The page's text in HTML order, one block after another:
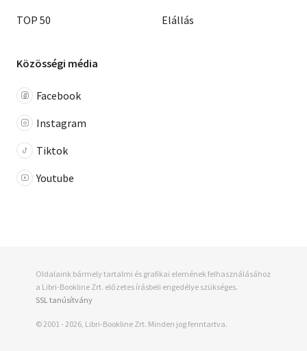
TOP 50
Elállás
Közösségi média
Facebook
Instagram
Tiktok
Youtube
Oldalaink bármely tartalmi és grafikai elemének felhasználásához
a Libri-Bookline Zrt. előzetes írásbeli engedélye szükséges.
SSL tanúsítvány
© 2001 - 2026, Libri-Bookline Zrt. Minden jog fenntartva.